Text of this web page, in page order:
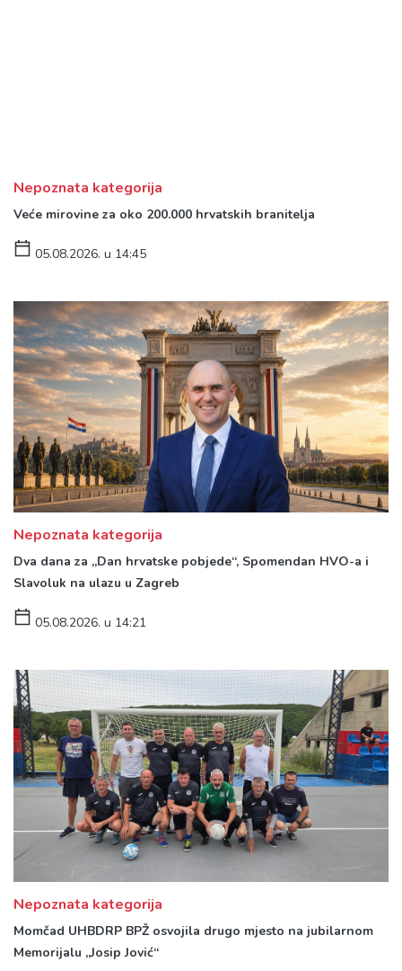
Nepoznata kategorija
Veće mirovine za oko 200.000 hrvatskih branitelja
05.08.2026. u 14:45
Nepoznata kategorija
Dva dana za „Dan hrvatske pobjede“, Spomendan HVO-a i
Slavoluk na ulazu u Zagreb
05.08.2026. u 14:21
Nepoznata kategorija
Momčad UHBDRP BPŽ osvojila drugo mjesto na jubilarnom
Memorijalu „Josip Jović“